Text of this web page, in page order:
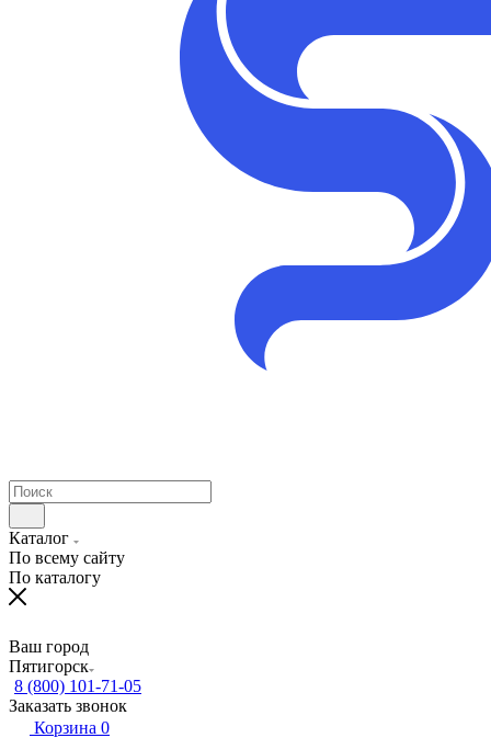
Каталог
По всему сайту
По каталогу
Ваш город
Пятигорск
8 (800) 101-71-05
Заказать звонок
Корзина 0